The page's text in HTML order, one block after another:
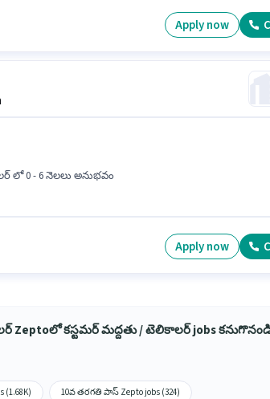
Apply now
లో 0 - 6 నెలలు అనుభవం
Apply now
Zeptoలో కస్టమర్ మద్దతు / టెలికాలర్ jobs
10వ తరగతి పాస్ Zepto jobs (324)